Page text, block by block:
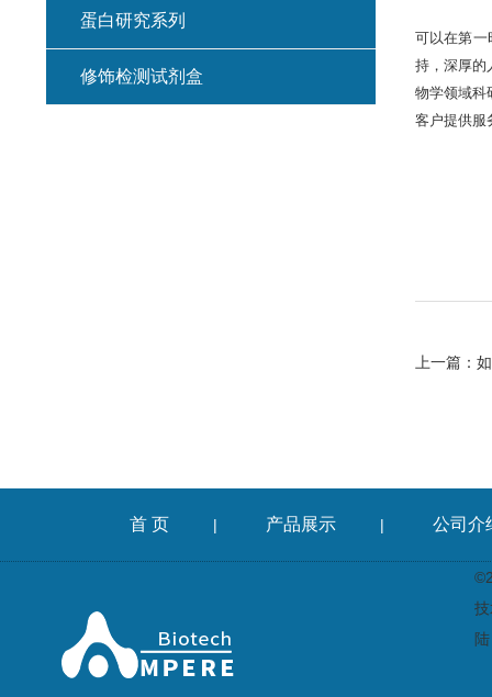
可以在第
持，深厚的
物学领域科
客户提供服
上一篇：
蛋白研究系列
修饰检测试剂盒
首 页 | 产品展示 | 公司介
陆